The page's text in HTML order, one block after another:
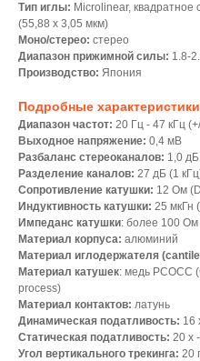
Тип иглы: Microlinear, квадратное
(55,88 х 3,05 мкм)
Моно/стерео: стерео
Диапазон прижимной силы: 1.8-
Производство: Япония
Подробные
Диапазон частот: 20 Гц - 47 кГц
Выходное напряжение: 0,4 мВ
Разбаланс стереоканалов: 1,0
Разделение каналов: 27 дБ (1
Сопротивление катушки: 12 Ом
Индуктивность катушки: 25 мкГн
Импеданс катушки: более 100 Ом
Материал корпуса: алюминий
Материал иглодержателя
Материал катушек: медь PCOCC
process)
Материал контактов: латунь
Динамическая податливость: 16
Статическая податливость: 20 х
Угол вертикального трекинга: 20